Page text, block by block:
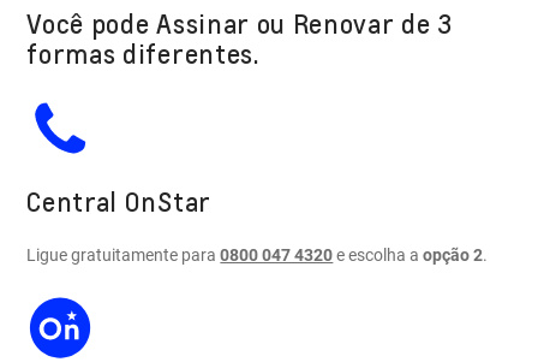
Você pode Assinar ou Renovar de 3
formas diferentes.
Central OnStar
Ligue gratuitamente para0800 047 4320e escolha aopção 2.